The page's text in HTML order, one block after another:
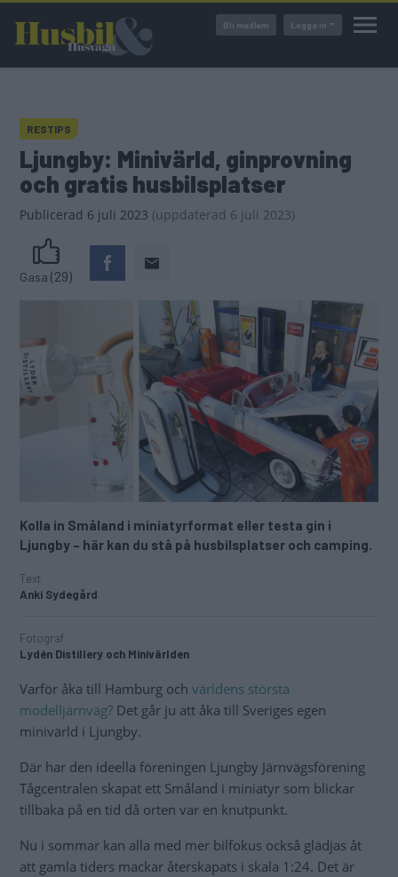
huvudinnehåll
Bli medlem Logga in
RESTIPS
Ljungby: Minivärld, ginprovning
och gratis husbilsplatser
Publicerad 6 juli 2023 (uppdaterad 6 juli 2023)
Gasa (29)
Kolla in Småland i miniatyrformat eller testa gin i
Ljungby – här kan du stå på husbilsplatser och camping.
Text
Anki Sydegård
Fotograf
Lydén Distillery och Minivärlden
Varför åka till Hamburg och världens största
modelljärnväg? Det går ju att åka till Sveriges egen
minivärld i Ljungby.
Där har den ideella föreningen Ljungby Järnvägsförening
Tågcentralen skapat ett Småland i miniatyr som blickar
tillbaka på en tid då orten var en knutpunkt.
Nu i sommar kan alla med mer bilfokus också glädjas åt
att gamla tiders mackar återskapats i skala 1:24. Det är